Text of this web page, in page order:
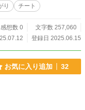
り チート
感想数 0
文字数 257,060
登録日 2025.06.15
お気に入り追加 32